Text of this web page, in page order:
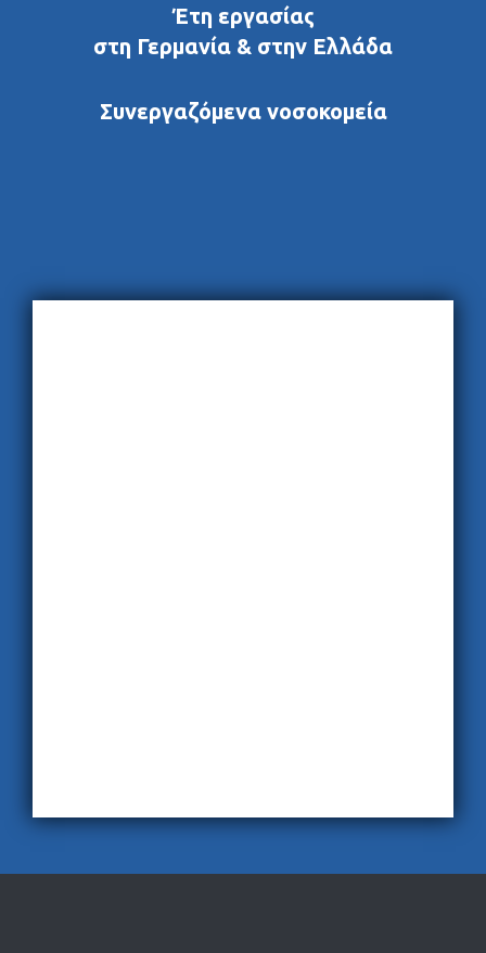
Έτη εργασίας
στη Γερμανία & στην Ελλάδα
Συνεργαζόμενα νοσοκομεία